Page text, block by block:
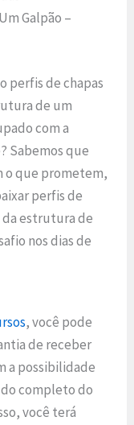
Galpão –
perfis de chapas
de um
com a
Sabemos que
o que prometem,
perfis de
estrutura de
nos dias de
, você pode
de receber
a possibilidade
completo do
você terá